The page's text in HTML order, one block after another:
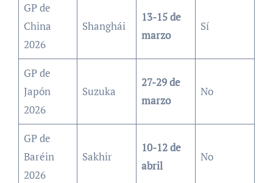
GP de
China
2026
Shanghái
13-15 de
marzo
Sí
GP de
Japón
2026
Suzuka
27-29 de
marzo
No
GP de
Baréin
2026
Sakhir
10-12 de
abril
No